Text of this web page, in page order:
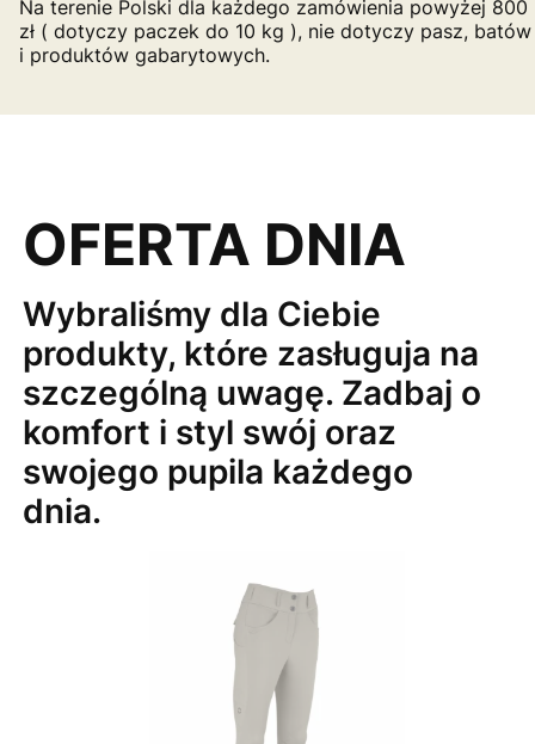
Na terenie Polski dla każdego zamówienia powyżej 800
zł ( dotyczy paczek do 10 kg ), nie dotyczy pasz, batów
i produktów gabarytowych.
OFERTA DNIA
Wybraliśmy dla Ciebie
produkty, które zasługuja na
szczególną uwagę. Zadbaj o
komfort i styl swój oraz
swojego pupila każdego
dnia.